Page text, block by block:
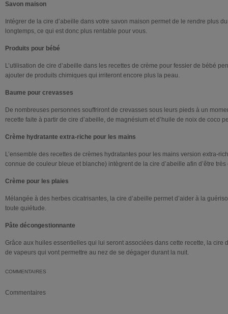
Savon maison
Intégrer de la cire d’abeille dans votre savon maison permet de le rendre plus
longtemps, ce qui est donc plus rentable pour vous.
Produits pour bébé
L’utilisation de cire d’abeille dans les recettes de crème pour fessier de bébé
ajouter de produits chimiques qui irriteront encore plus la peau.
Baume pour crevasses
De nombreuses personnes souffriront de crevasses sous leurs pieds à un
recette faite à partir de cire d’abeille, de magnésium et d’huile de noix de coco
Crème hydratante extra-riche pour les mains
L’ensemble des recettes de crèmes hydratantes pour les mains version extra-
connue de couleur bleue et blanche) intègrent de la cire d’abeille afin d’être
Crème pour les plaies
Mélangée à des herbes cicatrisantes, la cire d’abeille permet d’aider à la
toute quiétude.
Pâte décongestionnante
Grâce aux huiles essentielles qui lui seront associées dans cette recette, la cire
de vapeurs qui vont permettre au nez de se dégager durant la nuit.
COMMENTAIRES
Commentaires